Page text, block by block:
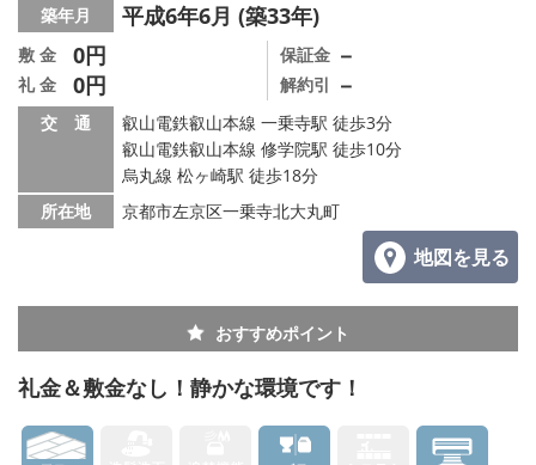
会社概要
メールでお問い合わせ
築年月 平成6年6月 (築33年)
敷 金 0円
礼 金 0円
保証金 －
解約引 －
交 通
叡山電鉄叡山本線 一乗寺駅 徒歩3分
叡山電鉄叡山本線 修学院駅 徒歩10分
烏丸線 松ヶ崎駅 徒歩18分
所在地
京都市左京区一乗寺北大丸町
地図を見る
おすすめポイント
礼金＆敷金なし！静かな環境です！